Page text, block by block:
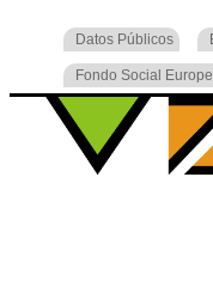
Datos Públicos
Fondo Social